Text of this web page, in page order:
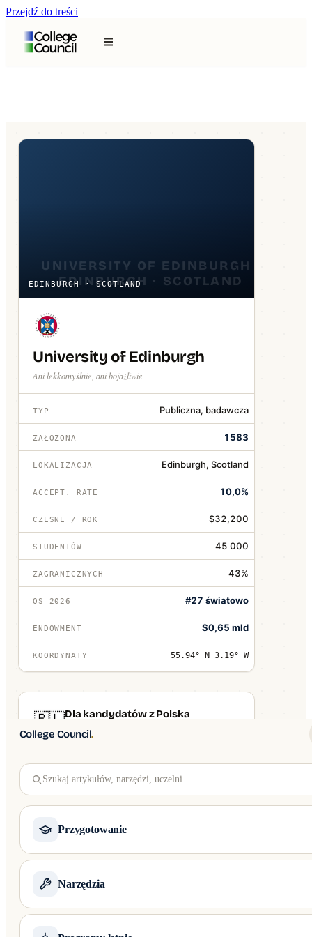
Przejdź do treści
College Council.
Szukaj artykułów, narzędzi, uczelni…
Przygotowanie
Kompleksowe wsparcie aplikacji na Harvard, Yale, Stanford i Top 50 USA —
Common App, SAT, eseje i rozmowy kwalifikacyjne.
Narzędzia
EDINBURGH · SCOTLAND
University of Edinburgh
Ani lekkomyślnie, ani bojaźliwie
TYP Publiczna, badawcza
ZAŁOŻONA 1583
LOKALIZACJA Edinburgh, Scotland
ACCEPT. RATE 10,0%
CZESNE / ROK $32,200
STUDENTÓW 45 000
ZAGRANICZNYCH 43%
QS 2026 #27 światowo
ENDOWMENT $0,65 mld
KOORDYNATY 55.94° N 3.19° W
🇵🇱Dla kandydatów z Polska
STYPENDIA
Fulbright PL ·
Kościuszko Foundation